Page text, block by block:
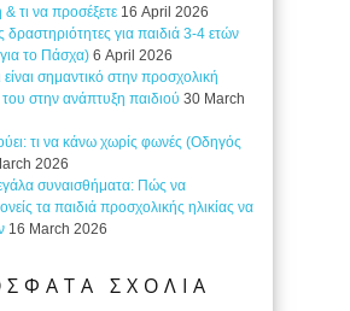
& τι να προσέξετε 16 April 2026
δραστηριότητες για παιδιά 3-4 ετών
για το Πάσχα) 6 April 2026
είναι σημαντικό στην προσχολική
στην ανάπτυξη παιδιού 30 March
τι να κάνω χωρίς φωνές (Οδηγός
2026
συναισθήματα: Πώς να
τα παιδιά προσχολικής ηλικίας να
16 March 2026
ΣΧΟΛΙΑ